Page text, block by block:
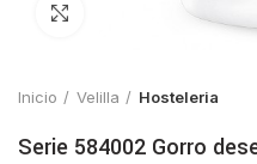
Inicio Velilla Hosteleria
Serie 584002 Gorro